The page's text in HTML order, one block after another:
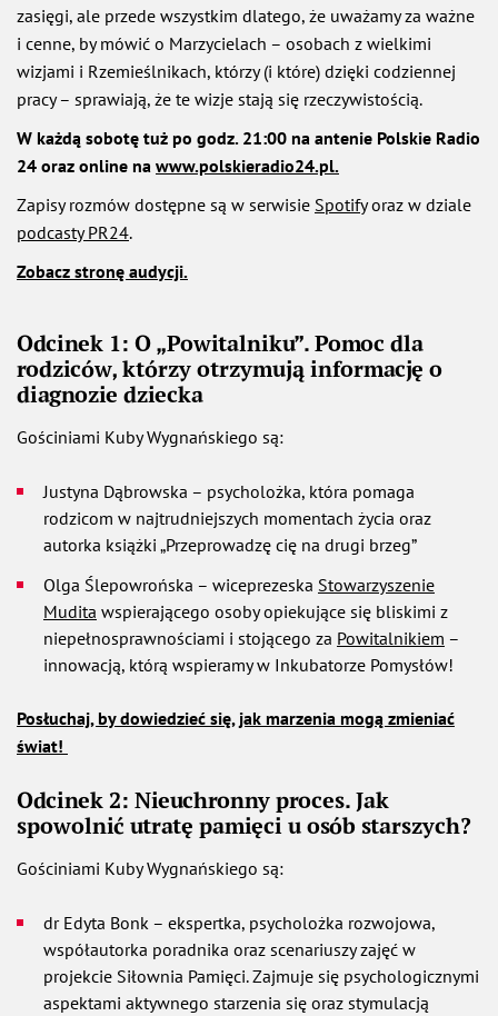
zasięgi, ale przede wszystkim dlatego, że uważamy za ważne
i cenne, by mówić o Marzycielach – osobach z wielkimi
wizjami i Rzemieślnikach, którzy (i które) dzięki codziennej
pracy – sprawiają, że te wizje stają się rzeczywistością.
W każdą sobotę tuż po godz. 21:00 na antenie Polskie Radio
24 oraz online na www.polskieradio24.pl.
Zapisy rozmów dostępne są w serwisie Spotifyoraz w dziale
podcasty PR24.
Zobacz stronę audycji.
Odcinek 1: O „Powitalniku”. Pomoc dla
rodziców, którzy otrzymują informację o
diagnozie dziecka
Gościniami Kuby Wygnańskiego są:
Justyna Dąbrowska – psycholożka, która pomaga
rodzicom w najtrudniejszych momentach życia oraz
autorka książki „Przeprowadzę cię na drugi brzeg”
Olga Ślepowrońska – wiceprezeska Stowarzyszenie
Mudita wspierającego osoby opiekujące się bliskimi z
niepełnosprawnościami i stojącego za Powitalnikiem –
innowacją, którą wspieramy w Inkubatorze Pomysłów!
Posłuchaj, by dowiedzieć się, jak marzenia mogą zmieniać
świat!
Odcinek 2: Nieuchronny proces. Jak
spowolnić utratę pamięci u osób starszych?
Gościniami Kuby Wygnańskiego są:
dr Edyta Bonk – ekspertka, psycholożka rozwojowa,
współautorka poradnika oraz scenariuszy zajęć w
projekcie Siłownia Pamięci. Zajmuje się psychologicznymi
aspektami aktywnego starzenia się oraz stymulacją